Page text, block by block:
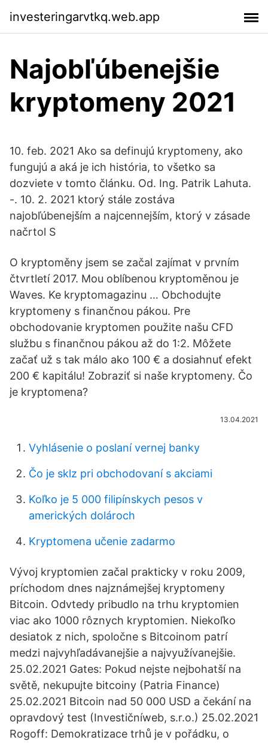
investeringarvtkq.web.app
Najobľúbenejšie
kryptomeny 2021
10. feb. 2021 Ako sa definujú kryptomeny, ako
fungujú a aká je ich história, to všetko sa
dozviete v tomto článku. Od. Ing. Patrik Lahuta.
-. 10. 2. 2021 ktorý stále zostáva
najobľúbenejším a najcennejším, ktorý v zásade
načrtol S
O kryptoměny jsem se začal zajímat v prvním
čtvrtletí 2017. Mou oblíbenou kryptoměnou je
Waves. Ke kryptomagazinu … Obchodujte
kryptomeny s finančnou pákou. Pre
obchodovanie kryptomen použite našu CFD
službu s finančnou pákou až do 1:2. Môžete
začať už s tak málo ako 100 € a dosiahnuť efekt
200 € kapitálu! Zobraziť si naše kryptomeny. Čo
je kryptomena?
13.04.2021
Vyhlásenie o poslaní vernej banky
Čo je sklz pri obchodovaní s akciami
Koľko je 5 000 filipínskych pesos v
amerických dolároch
Kryptomena učenie zadarmo
Vývoj kryptomien začal prakticky v roku 2009,
príchodom dnes najznámejšej kryptomeny
Bitcoin. Odvtedy pribudlo na trhu kryptomien
viac ako 1000 rôznych kryptomien. Niekoľko
desiatok z nich, spoločne s Bitcoinom patrí
medzi najvyhľadávanejšie a najvyužívanejšie.
25.02.2021 Gates: Pokud nejste nejbohatší na
světě, nekupujte bitcoiny (Patria Finance)
25.02.2021 Bitcoin nad 50 000 USD a čekání na
opravdový test (Investičníweb, s.r.o.) 25.02.2021
Rogoff: Demokratizace trhů je v pořádku, o